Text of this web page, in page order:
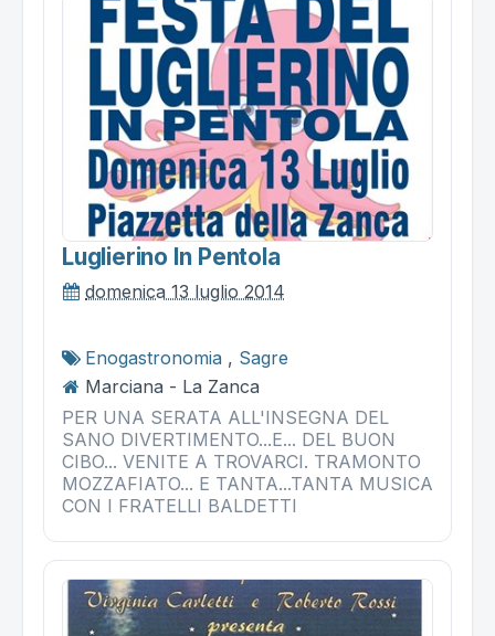
Luglierino In Pentola
domenica 13 luglio 2014
Enogastronomia , Sagre
Marciana - La Zanca
PER UNA SERATA ALL'INSEGNA DEL
SANO DIVERTIMENTO...E... DEL BUON
CIBO... VENITE A TROVARCI. TRAMONTO
MOZZAFIATO... E TANTA...TANTA MUSICA
CON I FRATELLI BALDETTI